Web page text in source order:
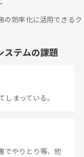
の効率化に活用できるク
ステムの課題
まっている。
でやりとり等、他